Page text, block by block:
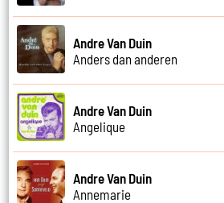
Andre Van Duin
Anders dan anderen
Andre Van Duin
Angelique
Andre Van Duin
Annemarie